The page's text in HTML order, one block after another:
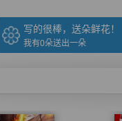
写的很棒，送朵鲜花！
我有0朵送出一朵